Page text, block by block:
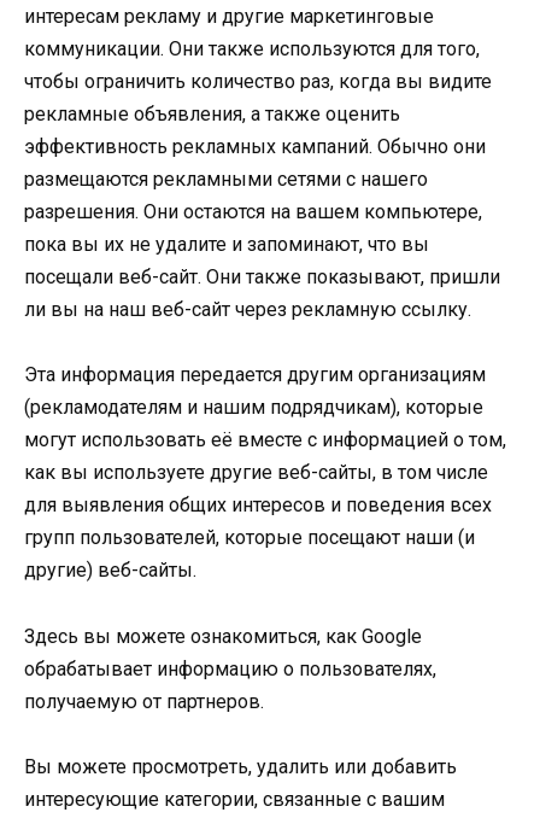
интересам рекламу и другие маркетинговые
коммуникации. Они также используются для того,
чтобы ограничить количество раз, когда вы видите
рекламные объявления, а также оценить
эффективность рекламных кампаний. Обычно они
размещаются рекламными сетями с нашего
разрешения. Они остаются на вашем компьютере,
пока вы их не удалите и запоминают, что вы
посещали веб-сайт. Они также показывают, пришли
ли вы на наш веб-сайт через рекламную ссылку.
Эта информация передается другим организациям
(рекламодателям и нашим подрядчикам), которые
могут использовать её вместе с информацией о том,
как вы используете другие веб-сайты, в том числе
для выявления общих интересов и поведения всех
групп пользователей, которые посещают наши (и
другие) веб-сайты.
Здесь вы можете ознакомиться, как Google
обрабатывает информацию о пользователях,
получаемую от партнеров.
Вы можете просмотреть, удалить или добавить
интересующие категории, связанные с вашим